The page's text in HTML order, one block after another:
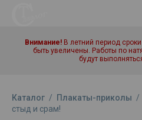
Внимание! В летний период
быть увеличены. Работы по
будут
Каталог / Плакаты-приколы /
стыд и срам!